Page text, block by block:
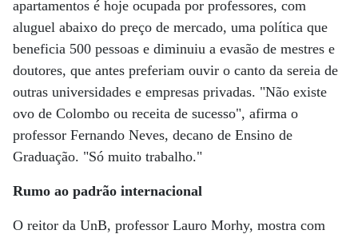
apartamentos é hoje ocupada por professores, com
aluguel abaixo do preço de mercado, uma política que
beneficia 500 pessoas e diminuiu a evasão de mestres e
doutores, que antes preferiam ouvir o canto da sereia de
outras universidades e empresas privadas. "Não existe
ovo de Colombo ou receita de sucesso", afirma o
professor Fernando Neves, decano de Ensino de
Graduação. "Só muito trabalho."
Rumo ao padrão internacional
O reitor da UnB, professor Lauro Morhy, mostra com